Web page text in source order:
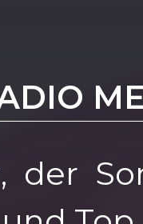
der